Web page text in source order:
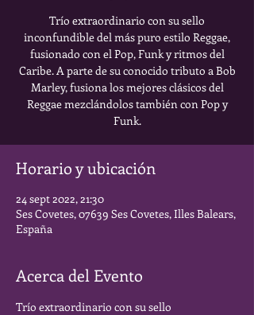
Trío extraordinario con su sello
inconfundible del más puro estilo Reggae,
fusionado con el Pop, Funk y ritmos del
Caribe. A parte de su conocido tributo a Bob
Marley, fusiona los mejores clásicos del
Reggae mezclándolos también con Pop y
Funk.
Horario y ubicación
24 sept 2022, 21:30
Ses Covetes, 07639 Ses Covetes, Illes Balears,
España
Acerca del Evento
Trío extraordinario con su sello